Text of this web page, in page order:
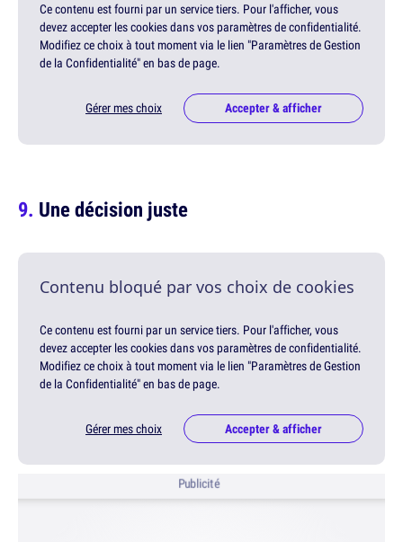
Ce contenu est fourni par un service tiers. Pour l'afficher, vous
devez accepter les cookies dans vos paramètres de confidentialité.
Modifiez ce choix à tout moment via le lien "Paramètres de Gestion
de la Confidentialité" en bas de page.
Gérer mes choix Accepter & afficher
Une décision juste
Contenu bloqué par vos choix de cookies
Ce contenu est fourni par un service tiers. Pour l'afficher, vous
devez accepter les cookies dans vos paramètres de confidentialité.
Modifiez ce choix à tout moment via le lien "Paramètres de Gestion
de la Confidentialité" en bas de page.
Gérer mes choix Accepter & afficher
Publicité